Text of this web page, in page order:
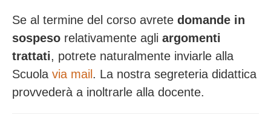
Se al termine del corso avrete domande in
sospeso relativamente agli argomenti
trattati, potrete naturalmente inviarle alla
Scuola via mail . La nostra segreteria didattica
provvederà a inoltrarle alla docente.